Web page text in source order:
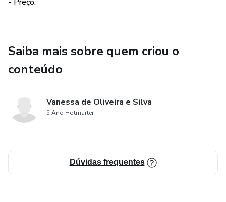
Saiba mais sobre quem criou o
conteúdo
Vanessa de Oliveira e Silva
5 Ano Hotmarter
Dúvidas frequentes